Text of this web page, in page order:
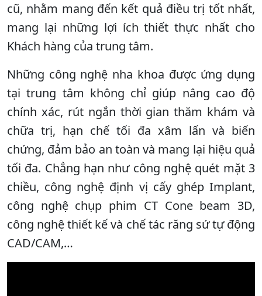
cũ, nhằm mang đến kết quả điều trị tốt nhất,
mang lại những lợi ích thiết thực nhất cho
Khách hàng của trung tâm.
Những công nghệ nha khoa được ứng dụng
tại trung tâm không chỉ giúp nâng cao độ
chính xác, rút ngắn thời gian thăm khám và
chữa trị, hạn chế tối đa xâm lấn và biến
chứng, đảm bảo an toàn và mang lại hiệu quả
tối đa. Chẳng hạn như công nghệ quét mặt 3
chiều, công nghệ định vị cấy ghép Implant,
công nghệ chụp phim CT Cone beam 3D,
công nghệ thiết kế và chế tác răng sứ tự động
CAD/CAM,…